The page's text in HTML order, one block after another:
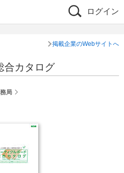
ログイン
掲載企業のWebサイトへ
合カタログ
局